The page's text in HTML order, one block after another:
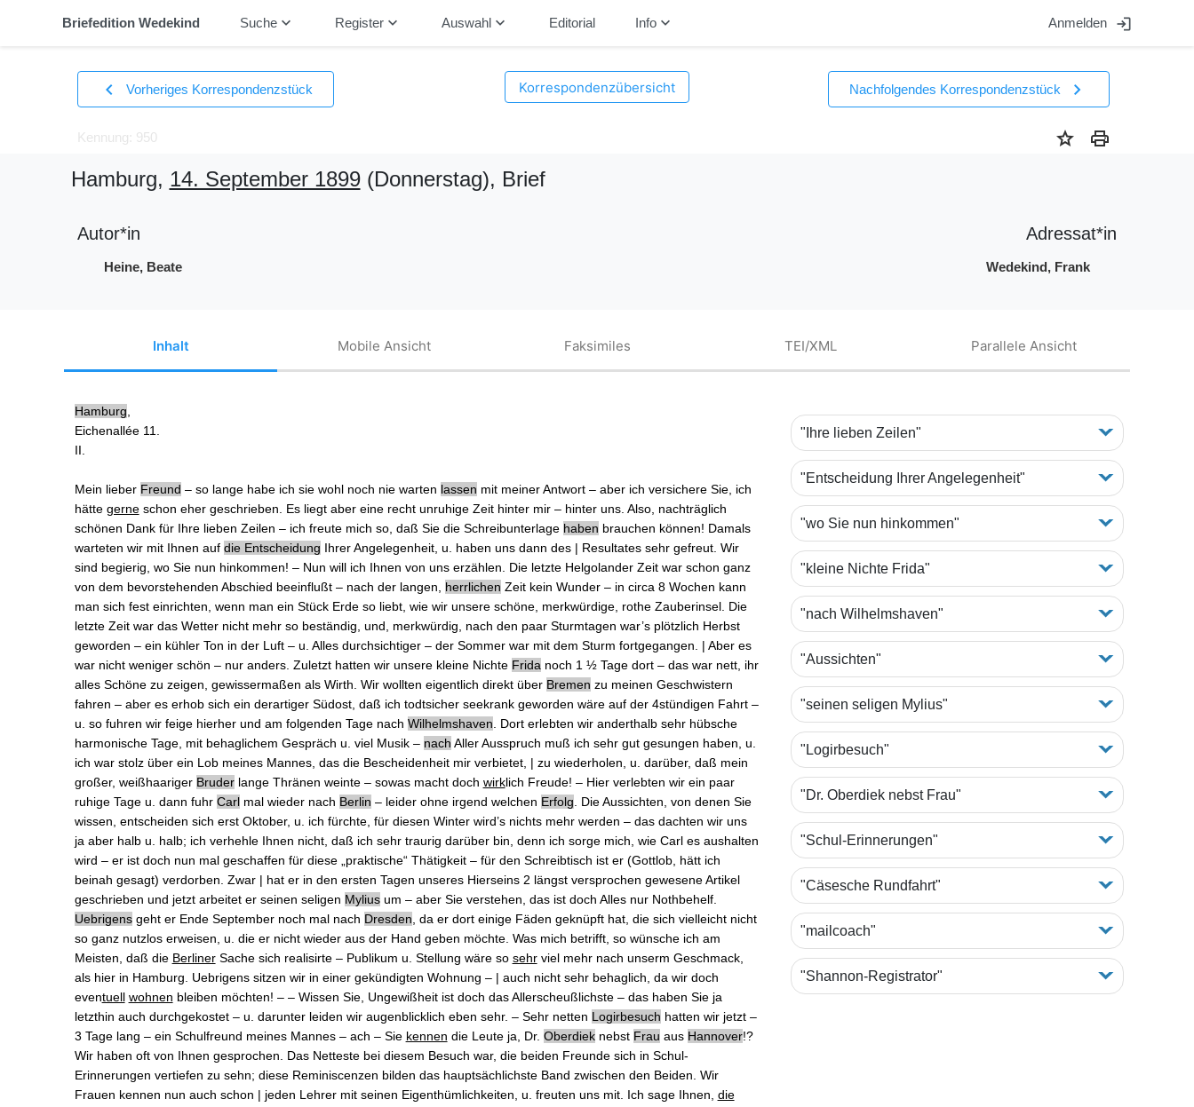
Briefedition Wedekind Suchekeyboard_arrow_down Registerkeyboard_arrow_down Auswahlkeyboard_arrow_down Editorial Infokeyboard_arrow_down Anmelden login
chevron_left Vorheriges Korrespondenzstück Korrespondenzübersicht Nachfolgendes Korrespondenzstück chevron_right
Kennung: 950 star print
Hamburg, 14. September 1899(Donnerstag), Brief
Autor*in
Heine, Beate
Adressat*in
Wedekind, Frank
Inhalt Mobile Ansicht Faksimiles TEI/XML Parallele Ansicht
Hamburg
Eichenallée 11.
II.
Mein lieber Freund ‒ so lange habe ich sie wohl noch nie warten lassen mit meiner Antwort ‒ aber ich versichere Sie, ich
hätte gerneschon eher geschrieben. Es liegt aber eine recht unruhige Zeit hinter mir ‒ hinter uns. Also, nachträglich
schönen Dank für Ihre lieben Zeilen ‒ ich freute mich so, daß Sie die Schreibunterlage haben brauchen können! Damals
warteten wir mit Ihnen auf die Entscheidung Ihrer Angelegenheit, u. haben uns dann des | Resultates sehr gefreut. Wir
sind begierig, wo Sie nun hinkommen! ‒ Nun will ich Ihnen von uns erzählen. Die letzte Helgolander Zeit war schon ganz
von dem bevorstehenden Abschied beeinflußt ‒ nach der langen, herrlichen Zeit kein Wunder ‒ in circa 8 Wochen kann
man sich fest einrichten, wenn man ein Stück Erde so liebt, wie wir unsere schöne, merkwürdige, rothe Zauberinsel. Die
letzte Zeit war das Wetter nicht mehr so beständig, und, merkwürdig, nach den paar Sturmtagen war’s plötzlich Herbst
geworden ‒ ein kühler Ton in der Luft ‒ u. Alles durchsichtiger ‒ der Sommer war mit dem Sturm fortgegangen. | Aber es
war nicht weniger schön ‒ nur anders. Zuletzt hatten wir unsere kleine Nichte Frida noch 1 ½ Tage dort ‒ das war nett, ihr
alles Schöne zu zeigen, gewissermaßen als Wirth. Wir wollten eigentlich direkt über Bremen zu meinen Geschwistern
fahren ‒ aber es erhob sich ein derartiger Südost, daß ich todtsicher seekrank geworden wäre auf der 4stündigen Fahrt ‒
u. so fuhren wir feige hierher und am folgenden Tage nach Wilhelmshaven . Dort erlebten wir anderthalb sehr hübsche
harmonische Tage, mit behaglichem Gespräch u. viel Musik ‒ nach Aller Ausspruch muß ich sehr gut gesungen haben, u.
ich war stolz über ein Lob meines Mannes, das die Bescheidenheit mir verbietet, | zu wiederholen, u. darüber, daß mein
großer, weißhaariger Bruderlange Thränen weinte ‒ sowas macht doch wirklich Freude! ‒ Hier verlebten wir ein paar
ruhige Tage u. dann fuhr Carlmal wieder nach Berlin ‒ leider ohne irgend welchen Erfolg . DieAussichten , von denen Sie
wissen, entscheiden sich erst Oktober, u. ich fürchte, für diesen Winter wird’s nichts mehr werden ‒ das dachten wir uns
ja aber halb u. halb; ich verhehle Ihnen nicht, daß ich sehr traurig darüber bin, denn ich sorge mich, wie Carl es aushalten
wird ‒ er ist doch nun mal geschaffen für diese „praktische“ Thätigkeit ‒ für den Schreibtisch ist er (Gottlob, hätt ich
beinah gesagt) verdorben. Zwar | hat er in den ersten Tagen unseres Hierseins 2 längst versprochen gewesene Artikel
geschrieben und jetzt arbeitet er seinen seligen Myliusum ‒ aber Sie verstehen, das ist doch Alles nur Nothbehelf.
Uebrigensgeht er Ende September noch mal nach Dresden , da er dort einige Fäden geknüpft hat, die sich vielleicht nicht
so ganz nutzlos erweisen, u. die er nicht wieder aus der Hand geben möchte. Was mich betrifft, so wünsche ich am
Meisten, daß die BerlinerSache sich realisirte ‒ Publikum u. Stellung wäre so sehrviel mehr nach unserm Geschmack,
als hier in Hamburg. Uebrigens sitzen wir in einer gekündigten Wohnung ‒ | auch nicht sehr behaglich, da wir doch
eventuell wohnen bleiben möchten! ‒ ‒ Wissen Sie, Ungewißheit ist doch das Allerscheußlichste ‒ das haben Sie ja
letzthin auch durchgekostet ‒ u. darunter leiden wir augenblicklich eben sehr. ‒ Sehr netten Logirbesuch hatten wir jetzt ‒
3 Tage lang ‒ ein Schulfreund meines Mannes ‒ ach ‒ Sie kennen die Leute ja, Dr. Oberdieknebst Frau aus Hannover!?
Wir haben oft von Ihnen gesprochen. Das Netteste bei diesem Besuch war, die beiden Freunde sich in Schul-
Erinnerungen vertiefen zu sehn; diese Reminiscenzen bilden das hauptsächlichste Band zwischen den Beiden. Wir
Frauen kennen nun auch schon | jeden Lehrer mit seinen Eigenthümlichkeiten, u. freuten uns mit. Ich sage Ihnen, die
"Ihre lieben Zeilen"
"Entscheidung Ihrer Angelegenheit"
"wo Sie nun hinkommen"
"kleine Nichte Frida"
"nach Wilhelmshaven"
"Aussichten"
"seinen seligen Mylius"
"Logirbesuch"
"Dr. Oberdiek nebst Frau"
"Schul-Erinnerungen"
"Cäsesche Rundfahrt"
"mailcoach"
"Shannon-Registrator"